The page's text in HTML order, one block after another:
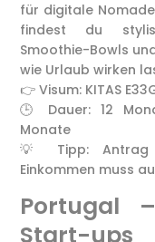
für digitale
findest du
Smoothie-Bowls
wie Urlaub wirken
👉 Visum: KITAS
🕒 Dauer: 12
Monate
💡 Tipp: Antrag
Einkommen muss
Portugal
Start-ups